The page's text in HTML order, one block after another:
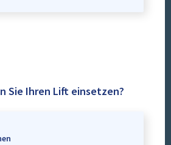
Sie Ihren Lift einsetzen?